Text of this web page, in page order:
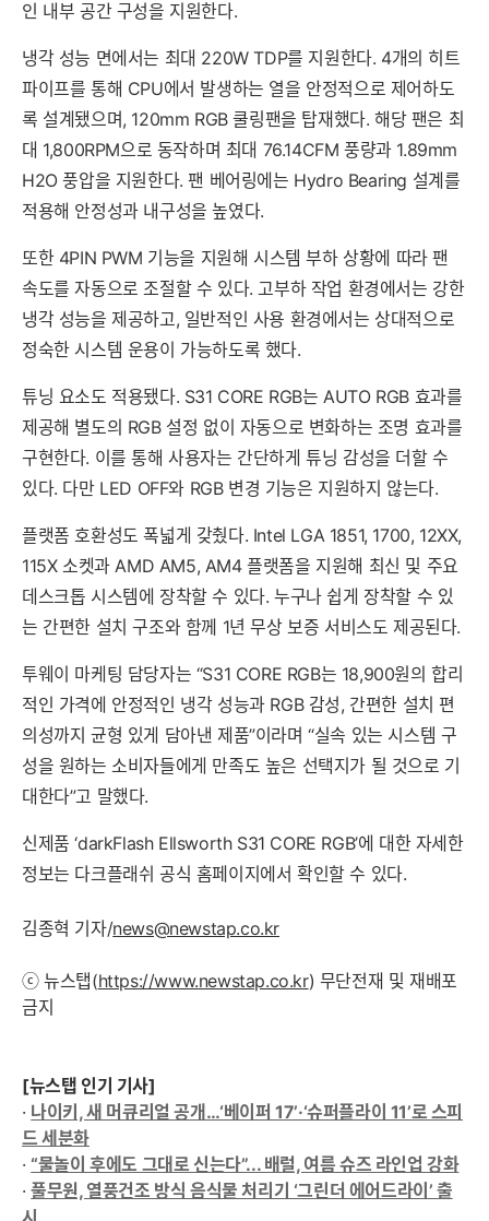
인 내부 공간 구성을 지원한다.
냉각 성능 면에서는 최대 220W TDP를 지원한다. 4개의 히트
파이프를 통해 CPU에서 발생하는 열을 안정적으로 제어하도
록 설계됐으며, 120mm RGB 쿨링팬을 탑재했다. 해당 팬은 최
대 1,800RPM으로 동작하며 최대 76.14CFM 풍량과 1.89mm
H2O 풍압을 지원한다. 팬 베어링에는 Hydro Bearing 설계를
적용해 안정성과 내구성을 높였다.
또한 4PIN PWM 기능을 지원해 시스템 부하 상황에 따라 팬
속도를 자동으로 조절할 수 있다. 고부하 작업 환경에서는 강한
냉각 성능을 제공하고, 일반적인 사용 환경에서는 상대적으로
정숙한 시스템 운용이 가능하도록 했다.
튜닝 요소도 적용됐다. S31 CORE RGB는 AUTO RGB 효과를
제공해 별도의 RGB 설정 없이 자동으로 변화하는 조명 효과를
구현한다. 이를 통해 사용자는 간단하게 튜닝 감성을 더할 수
있다. 다만 LED OFF와 RGB 변경 기능은 지원하지 않는다.
플랫폼 호환성도 폭넓게 갖췄다. Intel LGA 1851, 1700, 12XX,
115X 소켓과 AMD AM5, AM4 플랫폼을 지원해 최신 및 주요
데스크톱 시스템에 장착할 수 있다. 누구나 쉽게 장착할 수 있
는 간편한 설치 구조와 함께 1년 무상 보증 서비스도 제공된다.
투웨이 마케팅 담당자는 “S31 CORE RGB는 18,900원의 합리
적인 가격에 안정적인 냉각 성능과 RGB 감성, 간편한 설치 편
의성까지 균형 있게 담아낸 제품”이라며 “실속 있는 시스템 구
성을 원하는 소비자들에게 만족도 높은 선택지가 될 것으로 기
대한다”고 말했다.
신제품 ‘darkFlash Ellsworth S31 CORE RGB’에 대한 자세한
정보는 다크플래쉬 공식 홈페이지에서 확인할 수 있다.
김종혁 기자/news@newstap.co.kr
ⓒ 뉴스탭(https://www.newstap.co.kr) 무단전재 및 재배포
금지
[뉴스탭 인기 기사]
· 나이키, 새 머큐리얼 공개…‘베이퍼 17’·‘슈퍼플라이 11’로 스피
드 세분화
· “물놀이 후에도 그대로 신는다”... 배럴, 여름 슈즈 라인업 강화
·풀무원, 열풍건조 방식 음식물 처리기 ‘그린더 에어드라이’ 출
시